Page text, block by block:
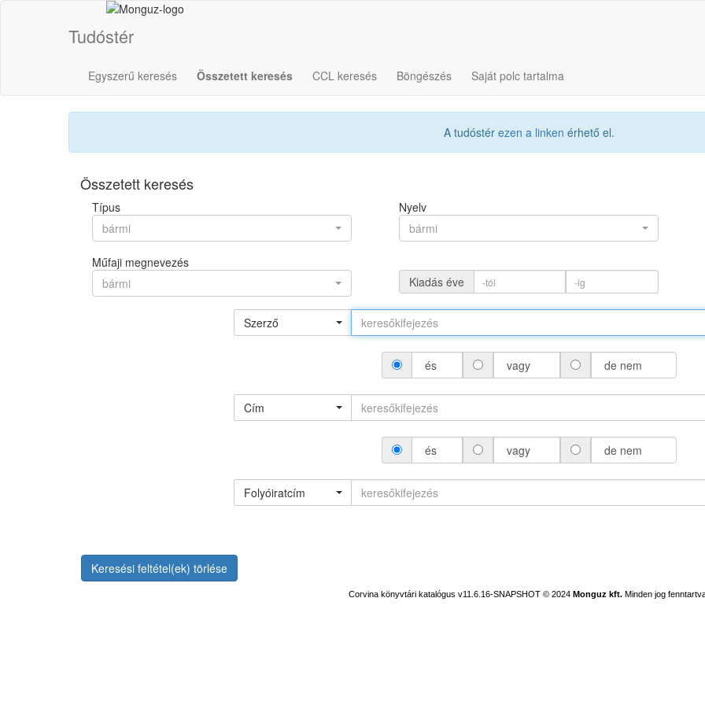
Tudóstér
Egyszerű keresés Összetett keresés CCL keresés Böngészés Saját polc tartalma
A tudóstér ezen a linken érhető el.
Összetett keresés
Típus
bármi
Nyelv
bármi
Műfaji megnevezés
bármi
Kiadás éve
Szerző
és vagy de nem
Cím
és vagy de nem
Folyóiratcím
Keresési feltétel(ek) törlése
Corvina könyvtári katalógus v11.6.16-SNAPSHOT © 2024 Monguz kft. Minden jog